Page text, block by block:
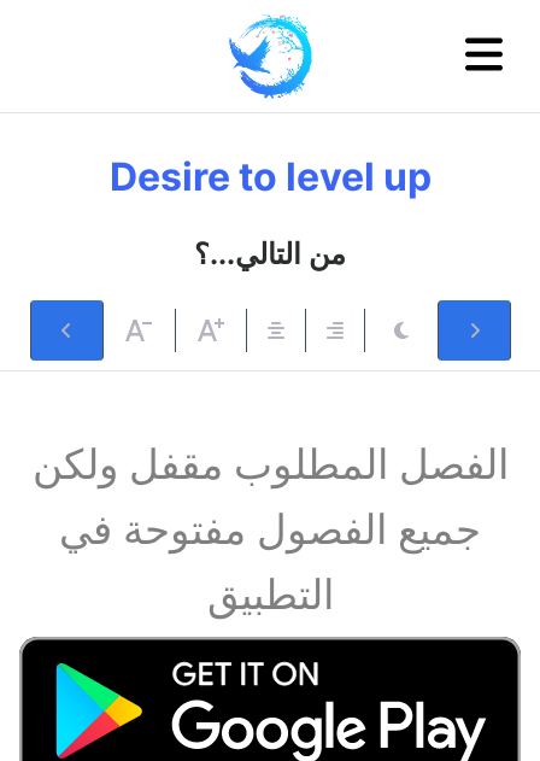
Desire to level up
من التالي...؟
الفصل المطلوب مقفل ولكن
جميع الفصول مفتوحة في
التطبيق